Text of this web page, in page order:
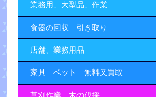
業務用、大型品、作業
食器の回収 引き取り
店舗、業務用品
家具 ベット 無料又買取
草刈作業 木の伐採